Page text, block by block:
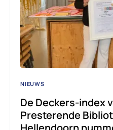
NIEUWS
De Deckers-index
Presterende